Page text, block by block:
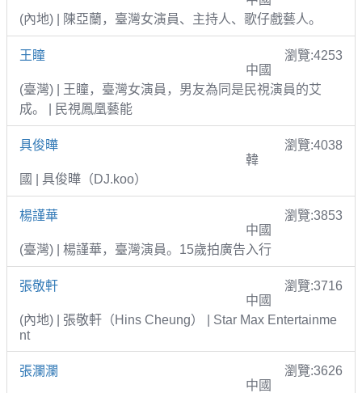
(內地) | 陳亞蘭，臺灣女演員、主持人、歌仔戲藝人。
王瞳
瀏覽:4253
中國
(臺灣) | 王瞳，臺灣女演員，男友為同是民視演員的艾
成。 | 民視鳳凰藝能
具俊曄
瀏覽:4038
韓
國 | 具俊曄（DJ.koo）
楊謹華
瀏覽:3853
中國
(臺灣) | 楊謹華，臺灣演員。15歲拍廣告入行
張敬軒
瀏覽:3716
中國
(內地) | 張敬軒（Hins Cheung） | Star Max Entertainme
nt
張瀾瀾
瀏覽:3626
中國